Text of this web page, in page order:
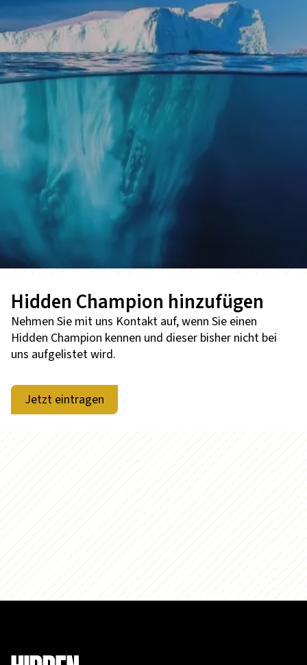
Hidden Champion hinzufügen
Nehmen Sie mit uns Kontakt auf, wenn Sie einen
Hidden Champion kennen und dieser bisher nicht bei
uns aufgelistet wird.
Jetzt eintragen